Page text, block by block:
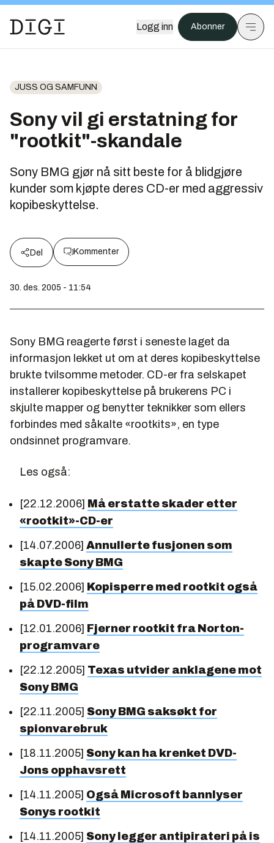
Logg inn Abonner
JUSS OG SAMFUNN
Sony vil gi erstatning for
"rootkit"-skandale
Sony BMG gjør nå sitt beste for å blidgjøre
kunder som kjøpte deres CD-er med aggressiv
kopibeskyttelse.
Del Kommenter
30. des. 2005 - 11:54
Sony BMG reagerte først i seneste laget da
informasjon lekket ut om at deres kopibeskyttelse
brukte tvilsomme metoder. CD-er fra selskapet
installerer kopibeskyttelse på brukerens PC i
skjulte mapper og benytter teknikker som ellers
forbindes med såkalte «rootkits», en type
ondsinnet programvare.
Les også:
[22.12.2006] Må erstatte skader etter
«rootkit»-CD-er
[14.07.2006] Annullerte fusjonen som
skapte Sony BMG
[15.02.2006] Kopisperre med rootkit også
på DVD-film
[12.01.2006] Fjerner rootkit fra Norton-
programvare
[22.12.2005] Texas utvider anklagene mot
Sony BMG
[22.11.2005] Sony BMG saksøkt for
spionvarebruk
[18.11.2005] Sony kan ha krenket DVD-
Jons opphavsrett
[14.11.2005] Også Microsoft bannlyser
Sonys rootkit
[14.11.2005] Sony legger antipirateri på is